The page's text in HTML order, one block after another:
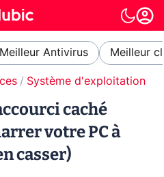
Meilleur Antivirus Meilleur
Système d'exploitation
caché
votre PC à
casser)